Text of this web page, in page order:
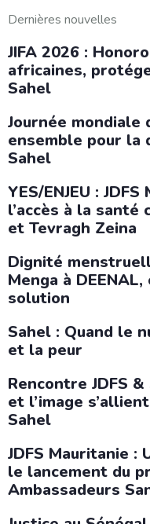
Dernières nouvelles
JIFA 2026 :
africaines,
Sahel
Journée
ensemble pour la
Sahel
YES/ENJEU :
l’accès à la santé
et Tevragh Zeina
Dignité
Menga à
solution
Sahel : Quand le
et la peur
Rencontre JDFS
et l’image
Sahel
JDFS Mauritanie :
le lancement du
Ambassadeurs